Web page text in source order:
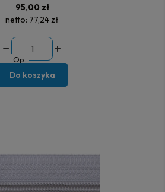
95,00 zł
netto: 77,24 zł
Op.
Do koszyka